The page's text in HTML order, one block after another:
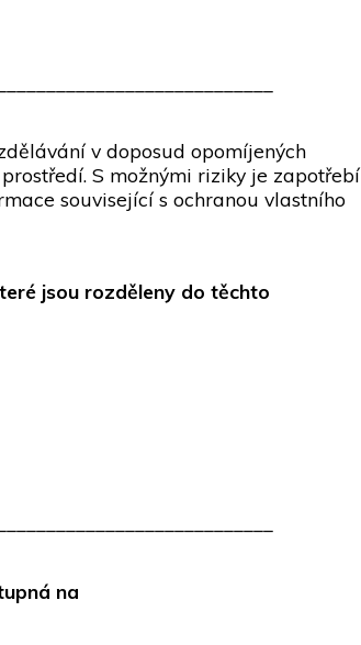
v doposud opomíjených
S možnými riziky je zapotřebí
související s ochranou vlastního
jsou rozděleny do těchto
na